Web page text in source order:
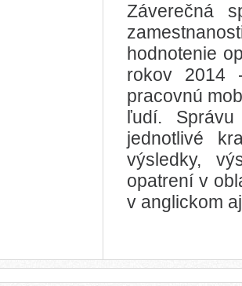
Záverečná
hodnotenie
rokov 2014
pracovnú
ľudí.
jednotlivé
výsledky,
opatrení v
v anglickom